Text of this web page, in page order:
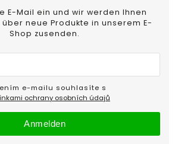
E-Mail ein und wir werden Ihnen
neue Produkte in unserem E-
Shop zusenden.
ochrany osobních údajů
Anmelden